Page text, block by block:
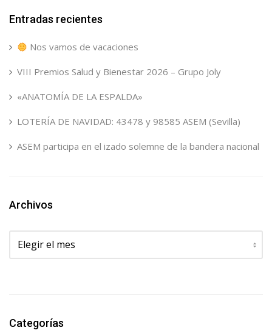
Entradas recientes
Nos vamos de vacaciones
VIII Premios Salud y Bienestar 2026 – Grupo Joly
«ANATOMÍA DE LA ESPALDA»
LOTERÍA DE NAVIDAD: 43478 y 98585 ASEM (Sevilla)
ASEM participa en el izado solemne de la bandera nacional
Archivos
Archivos
Categorías